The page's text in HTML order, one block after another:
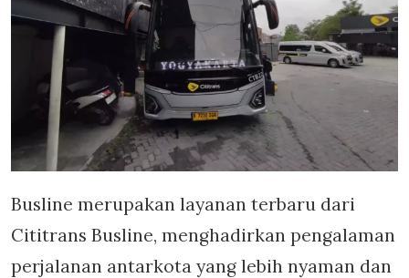
Busline merupakan layanan terbaru dari
Cititrans Busline, menghadirkan pengalaman
perjalanan antarkota yang lebih nyaman dan